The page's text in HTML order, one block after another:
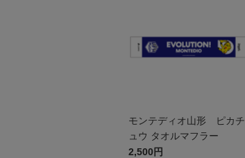
モンテディオ山形 ピカチ
ュウ タオルマフラー
2,500円